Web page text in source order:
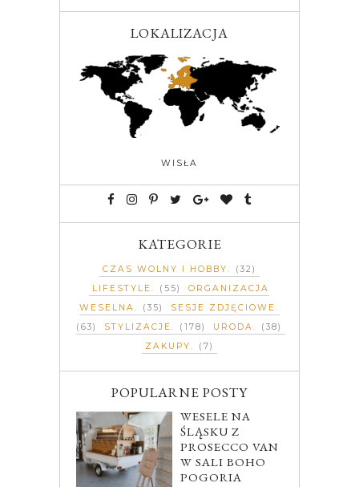
LOKALIZACJA
WISŁA
KATEGORIE
CZAS WOLNY I HOBBY
(32)
LIFESTYLE
(55)
ORGANIZACJA
WESELNA
(35)
SESJE ZDJĘCIOWE
(63)
STYLIZACJE (178) URODA
(38)
ZAKUPY
(7)
POPULARNE POSTY
WESELE NA
ŚLĄSKU Z
PROSECCO VAN
W SALI BOHO
POGORIA